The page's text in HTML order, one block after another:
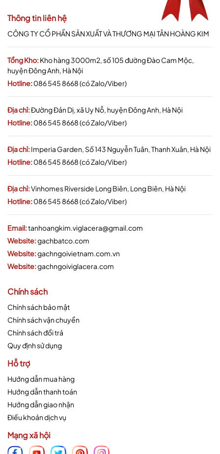
Thông tin liên hệ
CÔNG TY CỔ PHẦN SẢN XUẤT VÀ THƯƠNG MẠI TÂN HOÀNG KIM
Tổng Kho:Kho hàng 3000m2, số 105 đường Đào Cam Mộc,
huyện Đông Anh, Hà Nội
Hotline:086 545 8668 (có Zalo/Viber)
Địa chỉ:Đường Đản Dị, xã Uy Nỗ, huyện Đông Anh, Hà Nội
Hotline:086 545 8668 (có Zalo/Viber)
Địa chỉ:Imperia Garden, Số 143 Nguyễn Tuân, Thanh Xuân, Hà Nội
Hotline:086 545 8668 (có Zalo/Viber)
Địa chỉ:Vinhomes Riverside Long Biên, Long Biên, Hà Nội
Hotline:086 545 8668 (có Zalo/Viber)
Email:tanhoangkim.viglacera@gmail.com
Website:gachbatco.com
Website:gachngoivietnam.com.vn
Website:gachngoiviglacera.com
Chính sách
Chính sách bảo mật
Chính sách vận chuyển
Chính sách đổi trả
Quy định sử dụng
Hỗ trợ
Hướng dẫn mua hàng
Hướng dẫn thanh toán
Hướng dẫn giao nhận
Điều khoản dịch vụ
Mạng xã hội